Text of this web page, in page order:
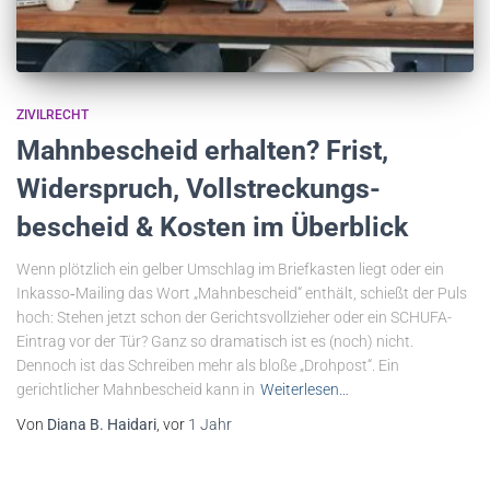
ZIVILRECHT
Mahnbescheid erhalten? Frist,
Widerspruch, Vollstreckungs­
bescheid & Kosten im Überblick
Wenn plötzlich ein gelber Umschlag im Briefkasten liegt oder ein
Inkasso‐Mailing das Wort „Mahnbescheid“ enthält, schießt der Puls
hoch: Stehen jetzt schon der Gerichtsvollzieher oder ein SCHUFA-
Eintrag vor der Tür? Ganz so dramatisch ist es (noch) nicht.
Dennoch ist das Schreiben mehr als bloße „Drohpost“. Ein
gerichtlicher Mahnbescheid kann in Weiterlesen…
Von Diana B. Haidari , vor 1 Jahr